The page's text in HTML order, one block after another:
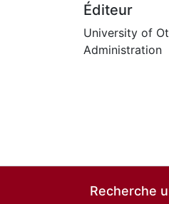
Éditeur
University of
Administration
Recherche